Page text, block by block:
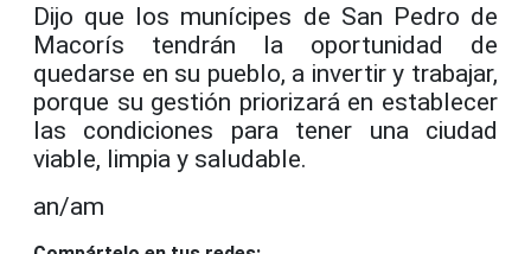
Dijo que los munícipes de San Pedro de
Macorís tendrán la oportunidad de
quedarse en su pueblo, a invertir y trabajar,
porque su gestión priorizará en establecer
las condiciones para tener una ciudad
viable, limpia y saludable.
an/am